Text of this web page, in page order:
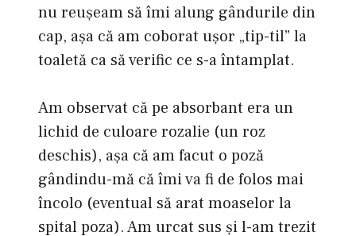
nu reuşeam să îmi alung gândurile din
cap, aşa că am coborat uşor „tip-til” la
toaletă ca să verific ce s-a întamplat.
Am observat că pe absorbant era un
lichid de culoare rozalie (un roz
deschis), aşa că am facut o poză
gândindu-mă că îmi va fi de folos mai
încolo (eventual să arat moaselor la
spital poza). Am urcat sus şi l-am trezit